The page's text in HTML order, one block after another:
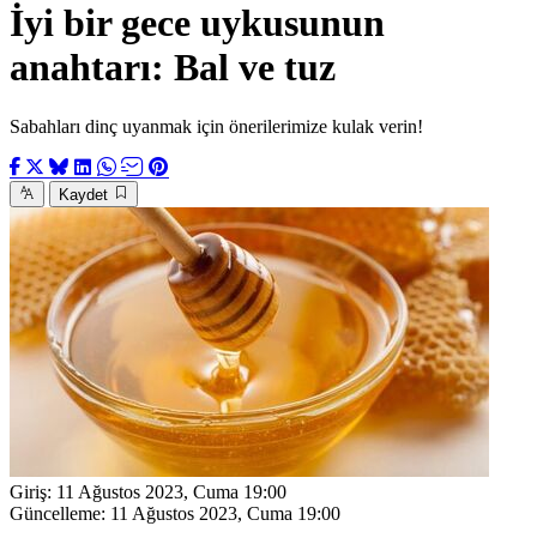
İyi bir gece uykusunun
anahtarı: Bal ve tuz
Sabahları dinç uyanmak için önerilerimize kulak verin!
Kaydet
Giriş: 11 Ağustos 2023, Cuma 19:00
Güncelleme: 11 Ağustos 2023, Cuma 19:00